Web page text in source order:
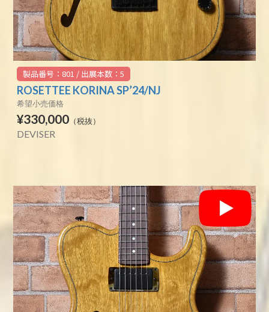
製品番号：801 / 出展本数：5
ROSETTEE KORINA SP’24/NJ
希望小売価格
¥330,000 （税抜）
DEVISER